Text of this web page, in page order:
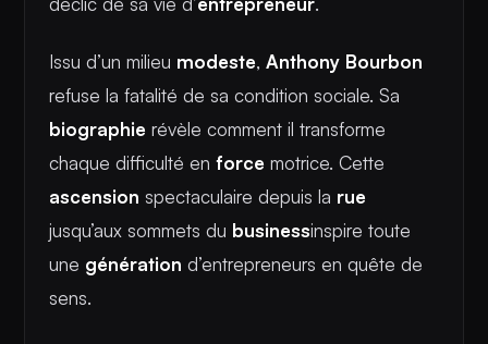
Issu d’un milieu modeste, Anthony Bourbon
refuse la fatalité de sa condition sociale. Sa
biographie révèle comment il transforme
chaque difficulté en force motrice. Cette
ascension spectaculaire depuis la rue
jusqu’aux sommets du businessinspire toute
une génération d’entrepreneurs en quête de
sens.